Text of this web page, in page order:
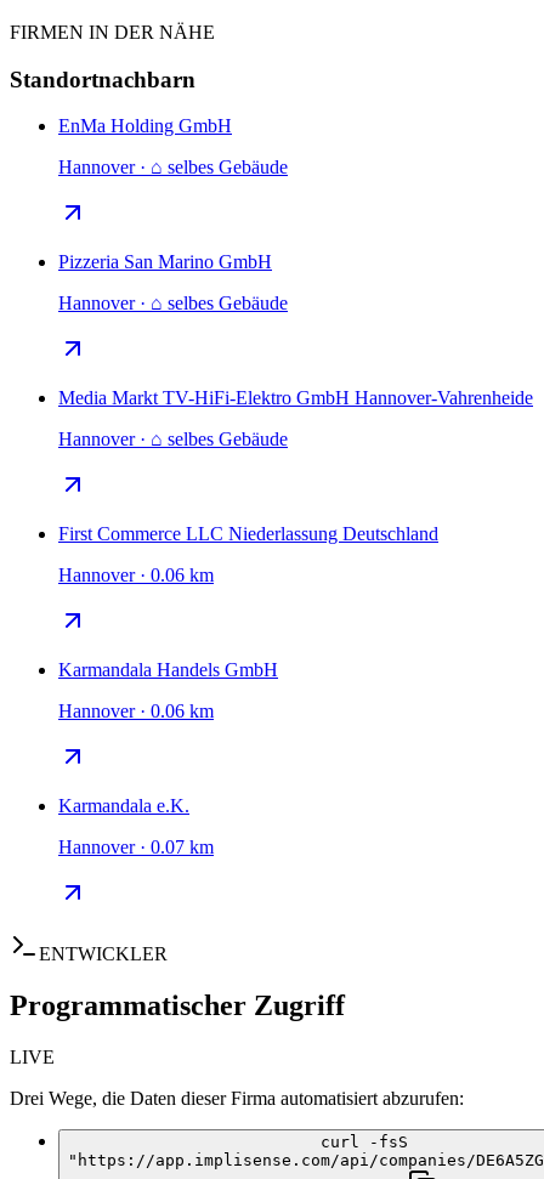
FIRMEN IN DER NÄHE
Standortnachbarn
EnMa Holding GmbH
Hannover · ⌂ selbes Gebäude
Pizzeria San Marino GmbH
Hannover · ⌂ selbes Gebäude
Media Markt TV-HiFi-Elektro GmbH Hannover-Vahrenheide
Hannover · ⌂ selbes Gebäude
First Commerce LLC Niederlassung Deutschland
Hannover · 0.06 km
Karmandala Handels GmbH
Hannover · 0.06 km
Karmandala e.K.
Hannover · 0.07 km
ENTWICKLER
Programmatischer Zugriff
LIVE
Drei Wege, die Daten dieser Firma automatisiert abzurufen:
curl -fsS
"https://app.implisense.com/api/companies/